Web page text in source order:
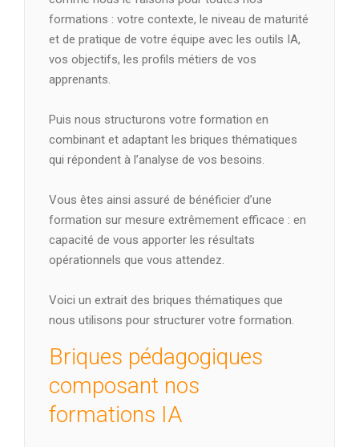
formations : votre contexte, le niveau de maturité
et de pratique de votre équipe avec les outils IA,
vos objectifs, les profils métiers de vos
apprenants.
Puis nous structurons votre formation en
combinant et adaptant les briques thématiques
qui répondent à l’analyse de vos besoins.
Vous êtes ainsi assuré de bénéficier d’une
formation sur mesure extrêmement efficace : en
capacité de vous apporter les résultats
opérationnels que vous attendez.
Voici un extrait des briques thématiques que
nous utilisons pour structurer votre formation.
Briques pédagogiques
composant nos
formations IA